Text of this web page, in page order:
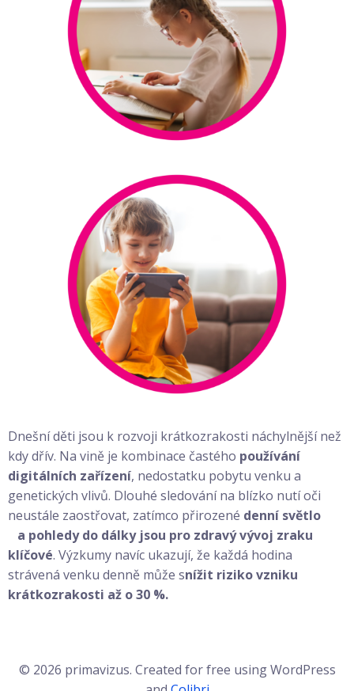
Dnešní děti jsou k rozvoji krátkozrakosti náchylnější než
kdy dřív. Na vině je kombinace častého používání
digitálních zařízení, nedostatku pobytu venku a
genetických vlivů. Dlouhé sledování na blízko nutí oči
neustále zaostřovat, zatímco přirozené denní světlo
a pohledy do dálky jsou pro zdravý vývoj zraku
klíčové. Výzkumy navíc ukazují, že každá hodina
strávená venku denně může snížit riziko vzniku
krátkozrakosti až o 30 %.
© 2026 primavizus. Created for free using WordPress